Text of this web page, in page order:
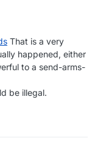
That is a very
happened, either
to a send-arms-
be illegal.